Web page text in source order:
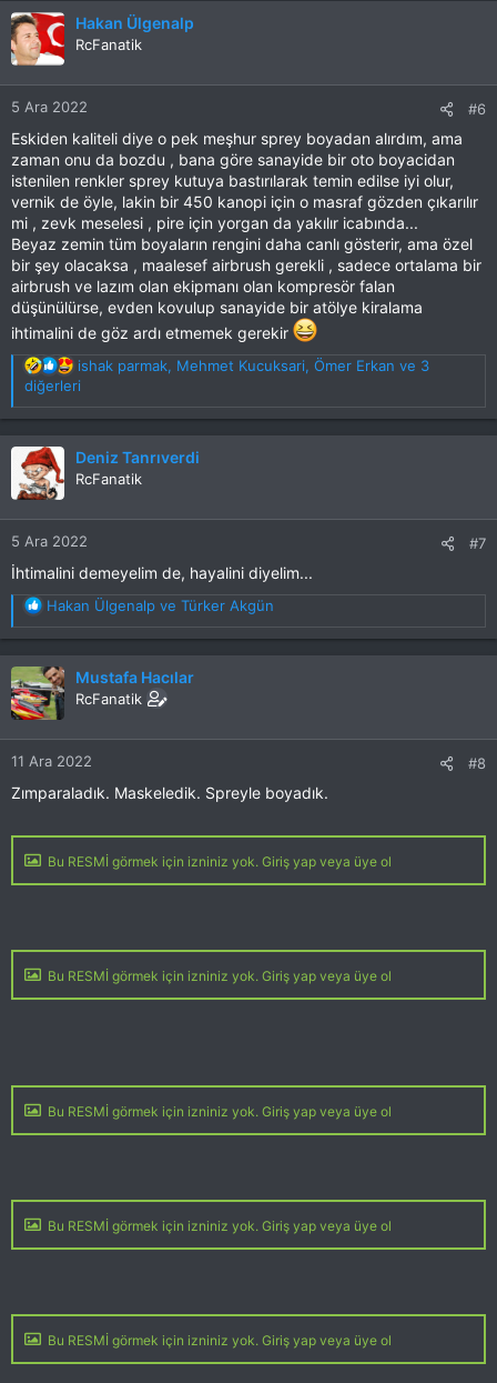
k
i
l
e
r
:
Hakan Ülgenalp
RcFanatik
5 Ara 2022 #6
Eskiden kaliteli diye o pek meşhur sprey boyadan alırdım, ama
zaman onu da bozdu , bana göre sanayide bir oto boyacidan
istenilen renkler sprey kutuya bastırılarak temin edilse iyi olur,
vernik de öyle, lakin bir 450 kanopi için o masraf gözden çıkarılır
mi , zevk meselesi , pire için yorgan da yakılır icabında...
Beyaz zemin tüm boyaların rengini daha canlı gösterir, ama özel
bir şey olacaksa , maalesef airbrush gerekli , sadece ortalama bir
airbrush ve lazım olan ekipmanı olan kompresör falan
düşünülürse, evden kovulup sanayide bir atölye kiralama
ihtimalini de göz ardı etmemek gerekir
T
e
p
k
l
e
:
ishak parmak, Mehmet Kucuksari, Ömer Erkan ve 3
diğerleri
Deniz Tanrıverdi
RcFanatik
5 Ara 2022 #7
İhtimalini demeyelim de, hayalini diyelim...
T
e
p
k
i
l
e
r
:
Hakan Ülgenalp ve Türker Akgün
Mustafa Hacılar
RcFanatik
11 Ara 2022 #8
Zımparaladık. Maskeledik. Spreyle boyadık.
Bu RESMİ görmek için izniniz yok. Giriş yap veya üye ol
Bu RESMİ görmek için izniniz yok. Giriş yap veya üye ol
Bu RESMİ görmek için izniniz yok. Giriş yap veya üye ol
Bu RESMİ görmek için izniniz yok. Giriş yap veya üye ol
Bu RESMİ görmek için izniniz yok. Giriş yap veya üye ol